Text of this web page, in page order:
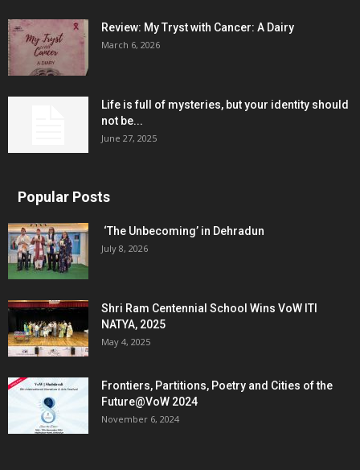
Review: My Tryst with Cancer: A Dairy
March 6, 2026
Life is full of mysteries, but your identity should
not be...
June 27, 2025
Popular Posts
‘The Unbecoming’ in Dehradun
July 8, 2026
Shri Ram Centennial School Wins VoW ITI
NATYA, 2025
May 4, 2025
Frontiers, Partitions, Poetry and Cities of the
Future@VoW 2024
November 6, 2024